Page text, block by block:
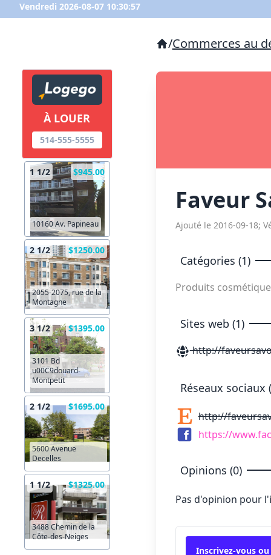
Vendredi 2026-08-07 10:30:57
À LOUER
514-555-5555
1 1/2 $945.00
10160 Av. Papineau
2 1/2 $1250.00
2055-2075, rue de la
Montagne
3 1/2 $1395.00
3101 Bd
u00C9douard-
Montpetit
2 1/2 $1695.00
5600 Avenue
Decelles
1 1/2 $1325.00
3488 Chemin de la
Côte-des-Neiges
/Commerces au
Faveur
Ajouté le 2016-09-18;
Catégories (1)
Produits
Sites web (1)
http://
Réseaux sociaux
http://
https://
Opinions (0)
Pas d'opinion pour
Inscrivez-vous